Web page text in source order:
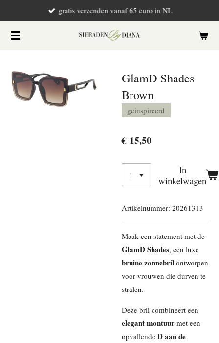
naar
gratis verzenden vanaf 65 euro in NL
GlamD Shades
Brown
geinspireerd
€ 15,50
In
winkelwagen
Artikelnummer: 20261313
Maak een statement met de
GlamD Shades, een luxe
bruine zonnebril ontworpen
voor vrouwen die durven te
stralen.
Deze bril combineert een
elegant montuur met een
opvallende D aan de